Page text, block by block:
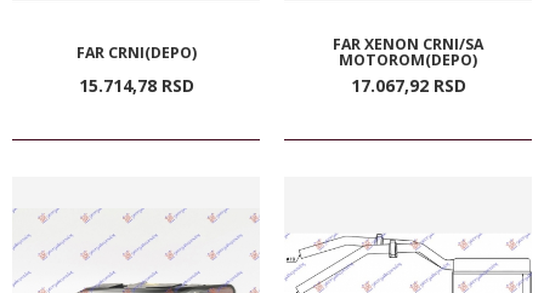
FAR CRNI(DEPO)
15.714,78 RSD
FAR XENON CRNI/SA
MOTOROM(DEPO)
17.067,92 RSD